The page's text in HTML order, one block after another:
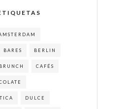
BARES BERLIN
BRUNCH CAFÉS
DULCE